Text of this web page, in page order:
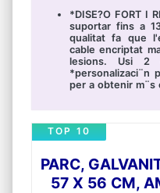
*DISE?O FORT I
suportar fins a
qualitat fa que
cable encriptat
lesions. Usi 2
*personalizaci¨n
per a obtenir m¨s
PARC,
57 X 56 CM,
TOP 10